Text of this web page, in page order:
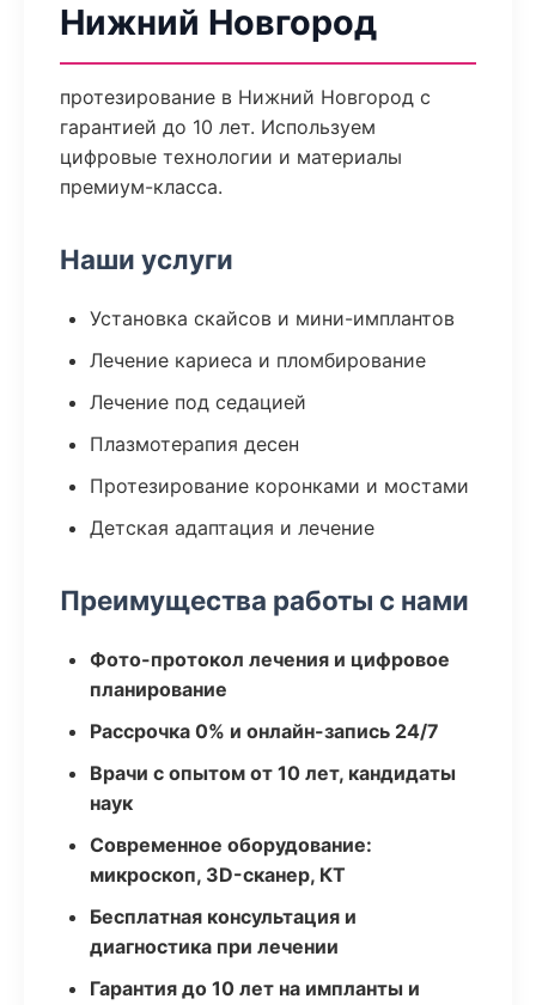
Нижний Новгород
протезирование в Нижний Новгород с
гарантией до 10 лет. Используем
цифровые технологии и материалы
премиум-класса.
Наши услуги
Установка скайсов и мини-имплантов
Лечение кариеса и пломбирование
Лечение под седацией
Плазмотерапия десен
Протезирование коронками и мостами
Детская адаптация и лечение
Преимущества работы с нами
Фото-протокол лечения и цифровое
планирование
Рассрочка 0% и онлайн-запись 24/7
Врачи с опытом от 10 лет, кандидаты
наук
Современное оборудование:
микроскоп, 3D-сканер, КТ
Бесплатная консультация и
диагностика при лечении
Гарантия до 10 лет на импланты и